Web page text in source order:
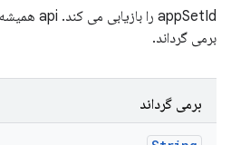
برمی گرداند.
برمی گرداند